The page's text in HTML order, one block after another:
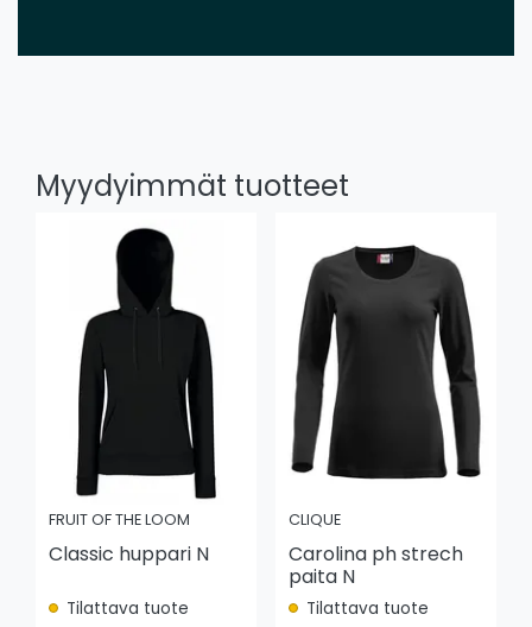
Myydyimmät tuotteet
FRUIT OF THE LOOM
Classic huppari N
Tilattava tuote
CLIQUE
Carolina ph strech
paita N
Tilattava tuote